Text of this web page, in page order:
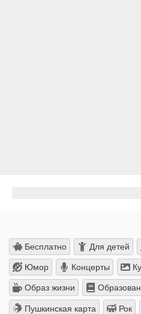
Бесплатно Для детей
Юмор Концерты
Образ жизни
Пушкинская карта Рок